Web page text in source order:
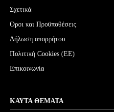
Σχετικά
Όροι και Προϋποθέσεις
Δήλωση απορρήτου
Πολιτική Cookies (ΕΕ)
Επικοινωνία
ΚΑΥΤΆ ΘΈΜΑΤΑ